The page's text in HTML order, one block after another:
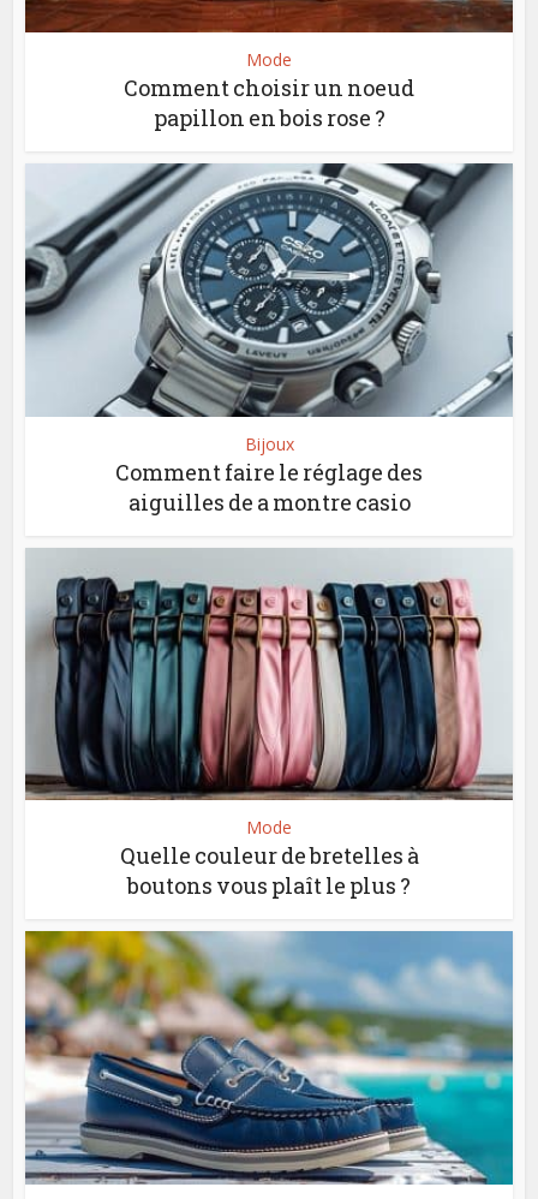
Mode
Comment choisir un noeud
papillon en bois rose ?
Bijoux
Comment faire le réglage des
aiguilles de a montre casio
Mode
Quelle couleur de bretelles à
boutons vous plaît le plus ?